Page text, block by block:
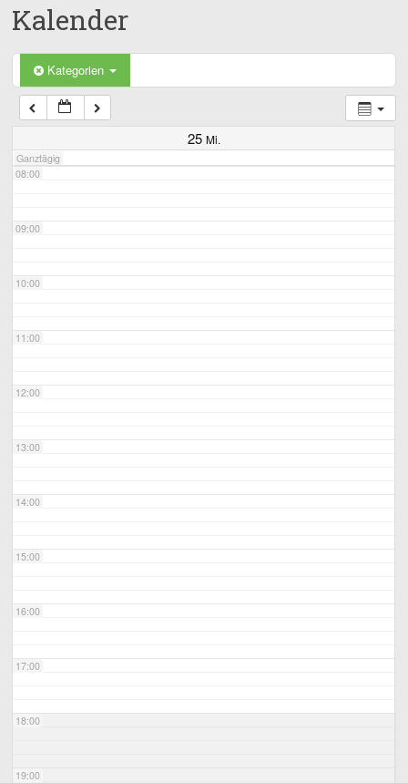
Kalender
Kategorien
25 Mi.
Ganztägig
05:00
06:00
07:00
08:00
09:00
10:00
11:00
12:00
13:00
14:00
15:00
16:00
17:00
18:00
19:00